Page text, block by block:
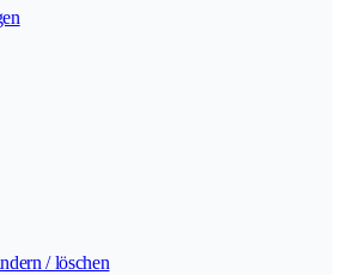
/ löschen